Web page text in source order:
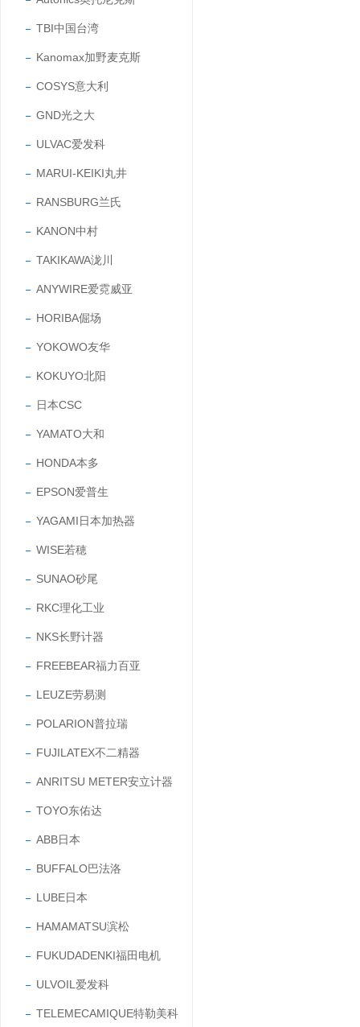
TBI中国台湾
Kanomax加野麦克斯
COSYS意大利
GND光之大
ULVAC爱发科
MARUI-KEIKI丸井
RANSBURG兰氏
KANON中村
TAKIKAWA泷川
ANYWIRE爱霓威亚
HORIBA倔场
YOKOWO友华
KOKUYO北阳
日本CSC
YAMATO大和
HONDA本多
EPSON爱普生
YAGAMI日本加热器
WISE若穂
SUNAO砂尾
RKC理化工业
NKS长野计器
FREEBEAR福力百亚
LEUZE劳易测
POLARION普拉瑞
FUJILATEX不二精器
ANRITSU METER安立计器
TOYO东佑达
ABB日本
BUFFALO巴法洛
LUBE日本
HAMAMATSU滨松
FUKUDADENKI福田电机
ULVOIL爱发科
TELEMECAMIQUE特勒美科